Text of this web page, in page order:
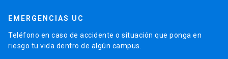
EMERGENCIAS UC
Teléfono en caso de accidente o situación que ponga en
riesgo tu vida dentro de algún campus.